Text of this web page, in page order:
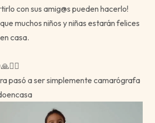
con sus amig@s pueden hacerlo!
muchos niños y niñas estarán felices
casa.
pasó a ser simplemente camarógrafa